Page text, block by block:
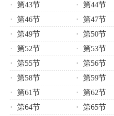
第43节
第44节
第46节
第47节
第49节
第50节
第52节
第53节
第55节
第56节
第58节
第59节
第61节
第62节
第64节
第65节